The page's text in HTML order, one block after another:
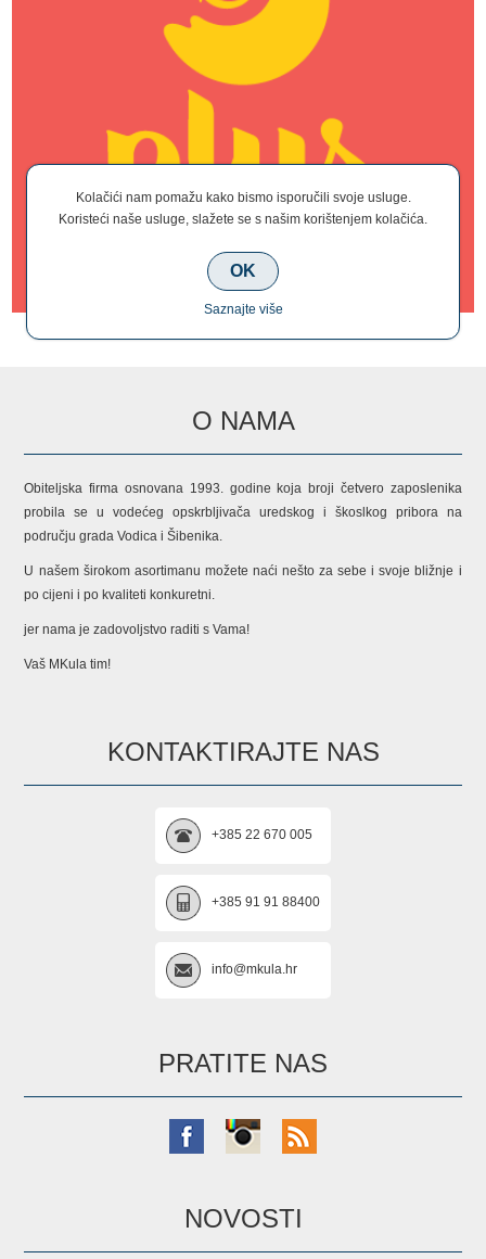
O NAMA
Obiteljska firma osnovana 1993. godine koja broji četvero zaposlenika
probila se u vodećeg opskrbljivača uredskog i škoslkog pribora na
području grada Vodica i Šibenika.
U našem širokom asortimanu možete naći nešto za sebe i svoje bližnje i
po cijeni i po kvaliteti konkuretni.
jer nama je zadovoljstvo raditi s Vama!
Vaš MKula tim!
KONTAKTIRAJTE NAS
+385 22 670 005
+385 91 91 88400
info@mkula.hr
PRATITE NAS
NOVOSTI
Kolačići nam pomažu kako bismo isporučili svoje usluge.
Koristeći naše usluge, slažete se s našim korištenjem kolačića.
OK
Saznajte više